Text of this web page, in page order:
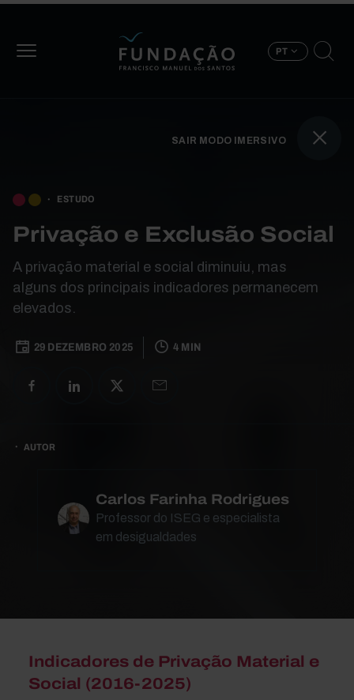
PT
SAIR MODO IMERSIVO
ESTUDO
Privação e Exclusão Social
A privação material e social diminuiu, mas
alguns dos principais indicadores permanecem
elevados.
29 DEZEMBRO 2025 4 MIN
AUTOR
Carlos Farinha Rodrigues
Professor do ISEG e especialista
em desigualdades
Indicadores de Privação Material e
Social (2016-2025)